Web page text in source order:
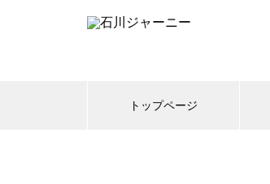
トップページ